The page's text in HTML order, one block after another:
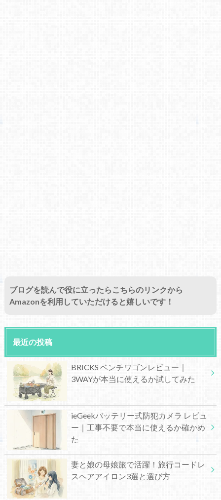
ブログを読んで役に立ったらこちらのリンクから
Amazonを利用していただけると嬉しいです！
最近の投稿
BRICKS ベンチワゴンレビュー｜
3WAYが本当に使えるか試してみた
ieGeekバッテリー式防犯カメラ レビュ
ー｜工事不要で本当に使えるか確かめ
た
妻と娘の母娘旅で活躍！旅行コードレ
スヘアアイロン3選と選び方